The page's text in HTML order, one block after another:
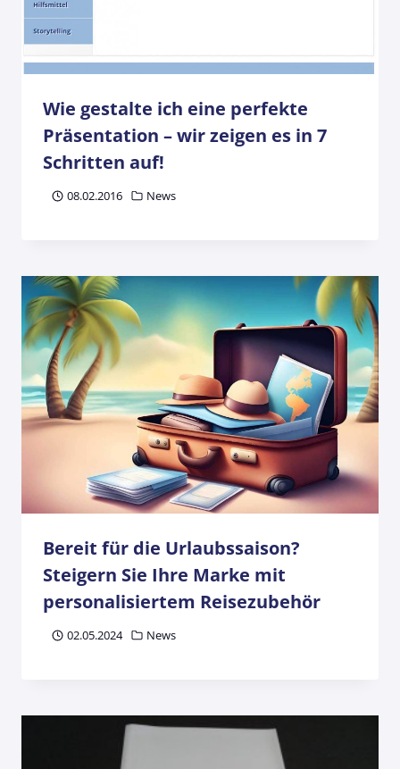
Wie gestalte ich eine perfekte
Präsentation – wir zeigen es in 7
Schritten auf!
08.02.2016 News
Bereit für die Urlaubssaison?
Steigern Sie Ihre Marke mit
personalisiertem Reisezubehör
02.05.2024 News